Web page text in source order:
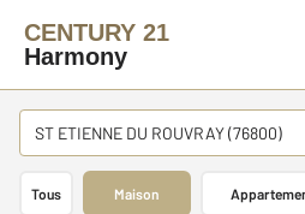
CENTURY 21
Harmony
ST ETIENNE DU ROUVRAY (76800)
Tous Maison